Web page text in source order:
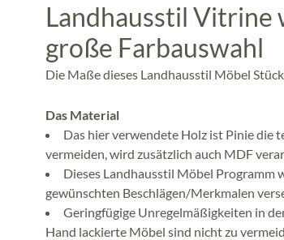
Landhausstil Vitrine
große Farbauswahl
Die Maße dieses Landhausstil Möbel
Das Material
Das hier verwendete Holz ist Pinie die
vermeiden, wird zusätzlich auch MDF
Dieses Landhausstil Möbel
gewünschten Beschlägen/Merkmalen
Geringfügige Unregelmäßigkeiten in
Hand lackierte Möbel sind nicht zu